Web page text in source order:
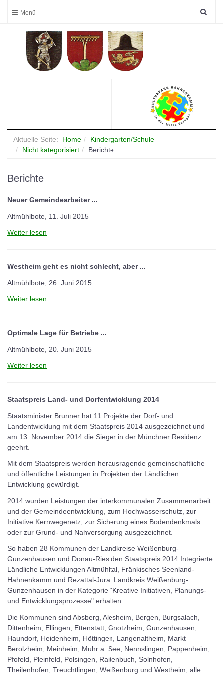
Aktuelle Seite: Home
Kindergarten/Schule
Nicht kategorisiert
Berichte
Berichte
Neuer Gemeindearbeiter ...
Altmühlbote, 11. Juli 2015
Weiter lesen
Westheim geht es nicht schlecht, aber ...
Altmühlbote, 26. Juni 2015
Weiter lesen
Optimale Lage für Betriebe ...
Altmühlbote, 20. Juni 2015
Weiter lesen
Staatspreis Land- und Dorfentwicklung 2014
Staatsminister Brunner hat 11 Projekte der Dorf- und
Landentwicklung mit dem Staatspreis 2014 ausgezeichnet und
am 13. November 2014 die Sieger in der Münchner Residenz
geehrt.
Mit dem Staatspreis werden herausragende gemeinschaftliche
und öffentliche Leistungen in Projekten der Ländlichen
Entwicklung gewürdigt.
2014 wurden Leistungen der interkommunalen Zusammenarbeit
und der Gemeindeentwicklung, zum Hochwasserschutz, zur
Initiative Kernwegenetz, zur Sicherung eines Bodendenkmals
oder zur Grund- und Nahversorgung ausgezeichnet.
So haben 28 Kommunen der Landkreise Weißenburg-
Gunzenhausen und Donau-Ries den Staatspreis 2014 Integrierte
Ländliche Entwicklungen Altmühltal, Fränkisches Seenland-
Hahnenkamm und Rezattal-Jura, Landkreis Weißenburg-
Gunzenhausen in der Kategorie "Kreative Initiativen, Planungs-
und Entwicklungsprozesse" erhalten.
Die Kommunen sind Absberg, Alesheim, Bergen, Burgsalach,
Dittenheim, Ellingen, Ettenstatt, Gnotzheim, Gunzenhausen,
Haundorf, Heidenheim, Höttingen, Langenaltheim, Markt
Berolzheim, Meinheim, Muhr a. See, Nennslingen, Pappenheim,
Pfofeld, Pleinfeld, Polsingen, Raitenbuch, Solnhofen,
Theilenhofen, Treuchtlingen, Weißenburg und Westheim, alle